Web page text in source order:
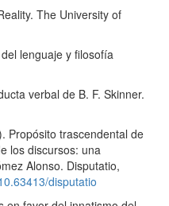
The University of
lenguaje y filosofía
verbal de B. F. Skinner.
Propósito trascendental de
los discursos: una
Alonso. Disputatio,
disputatio